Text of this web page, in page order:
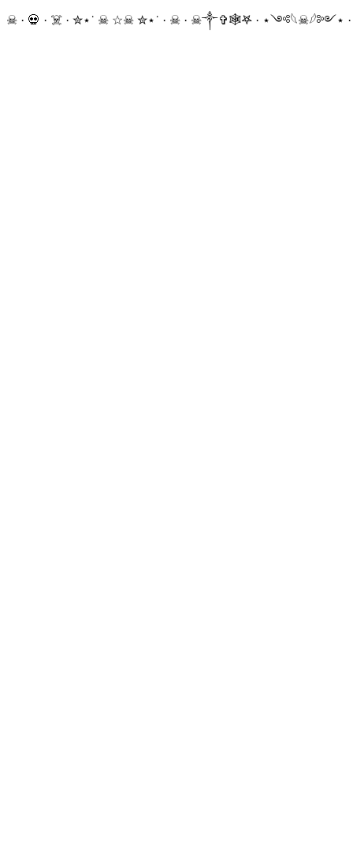
☠ · 💀 · ☠️ · ✮⋆˙ ☠︎︎ ☆☠︎ ✮⋆˙ · ☠︎ · ☠︎︎༒︎✞︎🕸𖤐 · ⋆༺𓆩☠︎︎𓆪༻⋆